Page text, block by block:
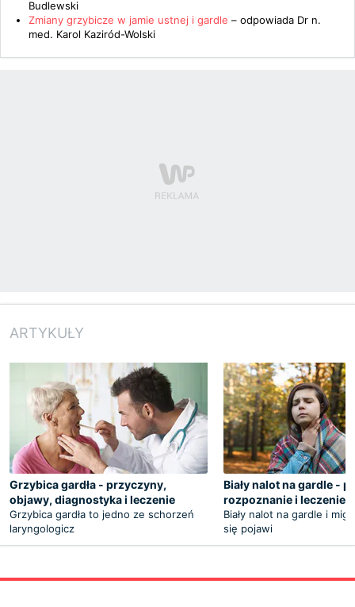
Budlewski
Zmiany grzybicze w jamie ustnej i gardle – odpowiada Dr n.
med. Karol Kaziród-Wolski
ARTYKUŁY
Grzybica gardła - przyczyny,
objawy, diagnostyka i leczenie
Grzybica gardła to jedno ze schorzeń
laryngologicz
Biały nalot na gardle -
rozpoznanie i leczenie
Biały nalot na gardle i
się pojawi